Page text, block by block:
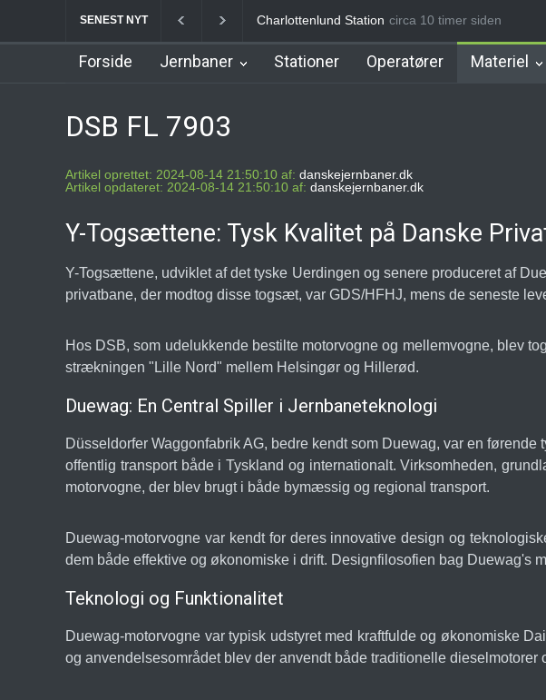
SENEST NYTCharlottenlund Station Klampenborg Station Gentofte Station
circa 10 timer siden
Forside Jernbaner Stationer Operatører Materiel
DSB FL 7903
Artikel oprettet: 2024-08-14 21:50:10 af: danskejernbaner.dk
Artikel opdateret: 2024-08-14 21:50:10 af: danskejernbaner.dk
Y-Togsættene: Tysk Kvalitet på Danske
Y-Togsættene, udviklet af det tyske Uerdingen og senere produceret af
privatbane, der modtog disse togsæt, var GDS/HFHJ, mens de seneste
Hos DSB, som udelukkende bestilte motorvogne og mellemvogne, blev
strækningen "Lille Nord" mellem Helsingør og Hillerød.
Duewag: En Central Spiller i Jernbaneteknologi
Düsseldorfer Waggonfabrik AG, bedre kendt som Duewag, var en
offentlig transport både i Tyskland og internationalt. Virksomheden,
motorvogne, der blev brugt i både bymæssig og regional transport.
Duewag-motorvogne var kendt for deres innovative design og
dem både effektive og økonomiske i drift. Designfilosofien bag
Teknologi og Funktionalitet
Duewag-motorvogne var typisk udstyret med kraftfulde og økonomiske
og anvendelsesområdet blev der anvendt både traditionelle dieselmotorer